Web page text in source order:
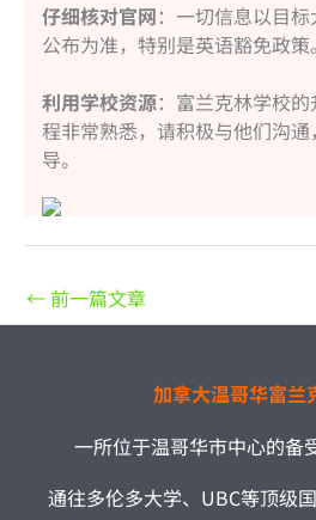
仔细核对官网：一切信息以目
公布为准，特别是英语豁免政策。
利用学校资源：富兰克林学校
程非常熟悉，请积极与他们沟
导。
←前一篇文章
加拿大温哥华富兰
一所位于温哥华市中心的备
通往多伦多大学、UBC等顶级